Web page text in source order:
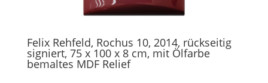
Felix Rehfeld, Rochus 10, 2014, rückseitig
signiert, 75 x 100 x 8 cm, mit Ölfarbe
bemaltes MDF Relief